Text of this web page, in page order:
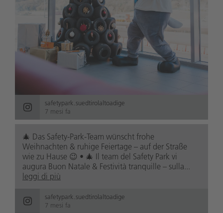
safetypark.suedtirolaltoadige
7 mesi fa
🎄 Das Safety-Park-Team wünscht frohe
Weihnachten & ruhige Feiertage – auf der Straße
wie zu Hause 😉 • 🎄 Il team del Safety Park vi
augura Buon Natale & Festività tranquille – sulla...
leggi di più
safetypark.suedtirolaltoadige
7 mesi fa